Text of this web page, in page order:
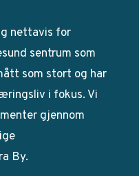
nettavis for
sentrum som
som stort og har
i fokus. Vi
gjennom
By.